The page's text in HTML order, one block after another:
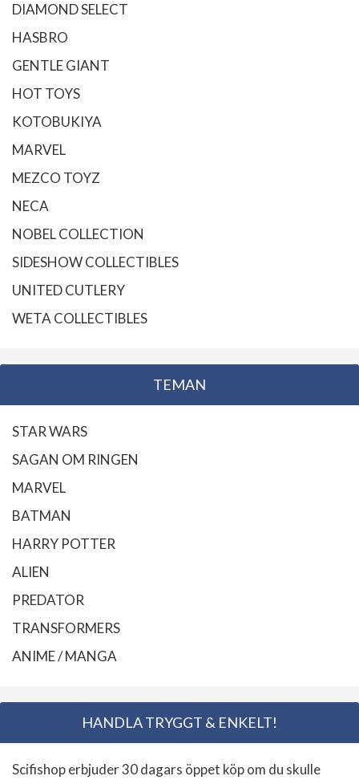
DIAMOND SELECT
HASBRO
GENTLE GIANT
HOT TOYS
KOTOBUKIYA
MARVEL
MEZCO TOYZ
NECA
NOBEL COLLECTION
SIDESHOW COLLECTIBLES
UNITED CUTLERY
WETA COLLECTIBLES
TEMAN
STAR WARS
SAGAN OM RINGEN
MARVEL
BATMAN
HARRY POTTER
ALIEN
PREDATOR
TRANSFORMERS
ANIME / MANGA
HANDLA TRYGGT & ENKELT!
Scifishop erbjuder 30 dagars öppet köp om du skulle